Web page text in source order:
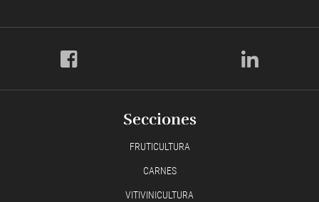
Secciones
FRUTICULTURA
CARNES
VITIVINICULTURA